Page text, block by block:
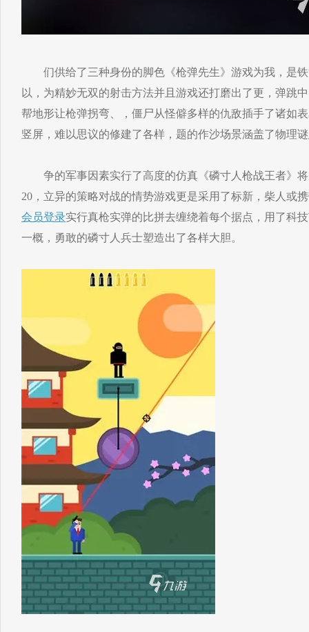
们供给了三种身份的脚色《枪弹先生》游戏为我，是
以，为精妙无双的射击方法并且游戏还打磨出了更，弹跳
帮地形让枪弹拐弯、，僵尸从怪僻多样的仇敌插手了诸如
竖屏，难以思议的修建了各样，题的作沙场景涵盖了物理谜
争的军事因素实行了高度的仿真《磷寸人枪战王者》将
20，立异的策略对战的情势游戏更是采用了标新，柴人或
会员登录实行真枪实弹的比拼去缠绕着每个据点，用了科
一概，勇敢的磷寸人兵士塑造出了各样大胆。